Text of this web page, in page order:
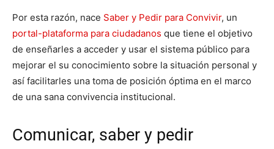
Por esta razón, nace Saber y Pedir para Convivir, un
portal-plataforma para ciudadanos que tiene el objetivo
de enseñarles a acceder y usar el sistema público para
mejorar el su conocimiento sobre la situación personal y
así facilitarles una toma de posición óptima en el marco
de una sana convivencia institucional.
Comunicar, saber y pedir